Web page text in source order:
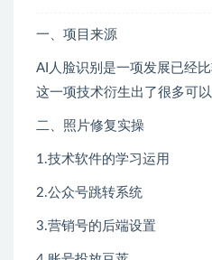
一、项目来源
AI人脸识别是一项发展已经
这一项技术衍生出了很多可
二、照片修复实操
1.技术软件的学习运用
2.公众号跳转系统
3.营销号的后端设置